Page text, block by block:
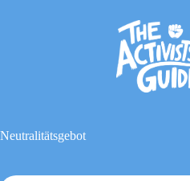
Downloads
Neutralitätsgebot